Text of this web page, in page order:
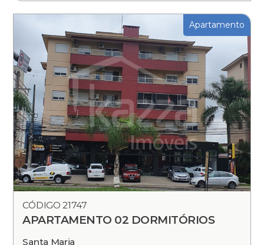
Apartamento
CÓDIGO 21747
APARTAMENTO 02 DORMITÓRIOS
Santa Maria